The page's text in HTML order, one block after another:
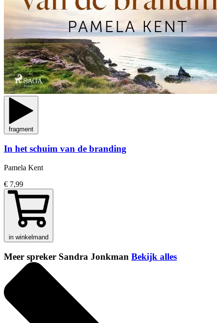
fragment
In het schuim van de branding
Pamela Kent
€ 7,99
in winkelmand
Meer spreker Sandra Jonkman Bekijk alles